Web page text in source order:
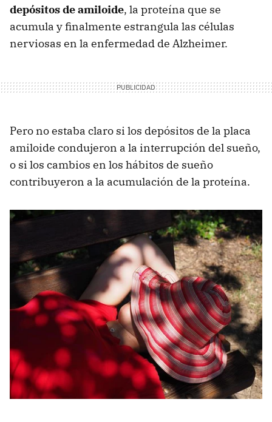
depósitos de amiloide, la proteína que se
acumula y finalmente estrangula las células
nerviosas en la enfermedad de Alzheimer.
Pero no estaba claro si los depósitos de la placa
amiloide condujeron a la interrupción del sueño,
o si los cambios en los hábitos de sueño
contribuyeron a la acumulación de la proteína.